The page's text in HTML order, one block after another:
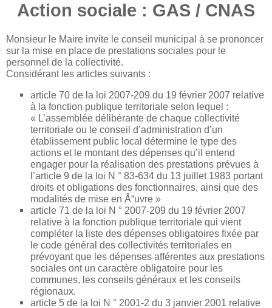
Action sociale : GAS / CNAS
Monsieur le Maire invite le conseil municipal à se prononcer
sur la mise en place de prestations sociales pour le
personnel de la collectivité.
Considérant les articles suivants :
article 70 de la loi 2007-209 du 19 février 2007 relative
à la fonction publique territoriale selon lequel :
« L’assemblée délibérante de chaque collectivité
territoriale ou le conseil d’administration d’un
établissement public local détermine le type des
actions et le montant des dépenses qu’il entend
engager pour la réalisation des prestations prévues à
l’article 9 de la loi N ° 83-634 du 13 juillet 1983 portant
droits et obligations des fonctionnaires, ainsi que des
modalités de mise en Å“uvre »
article 71 de la loi N ° 2007-209 du 19 février 2007
relative à la fonction publique territoriale qui vient
compléter la liste des dépenses obligatoires fixée par
le code général des collectivités territoriales en
prévoyant que les dépenses afférentes aux prestations
sociales ont un caractère obligatoire pour les
communes, les conseils généraux et les conseils
régionaux.
article 5 de la loi N ° 2001-2 du 3 janvier 2001 relative